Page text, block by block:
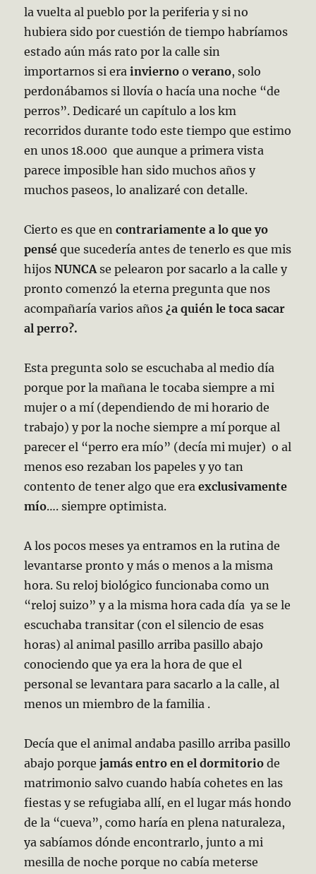
la vuelta al pueblo por la periferia y si no
hubiera sido por cuestión de tiempo habríamos
estado aún más rato por la calle sin
importarnos si erainviernoo verano, solo
perdonábamos si llovía o hacía una noche “de
perros”. Dedicaré un capítulo a los km
recorridos durante todo este tiempo que estimo
en unos 18.000 que aunque a primera vista
parece imposible han sido muchos años y
muchos paseos, lo analizaré con detalle.
Cierto es que encontrariamente a lo que yo
pensé que sucedería antes de tenerlo es que mis
hijosNUNCA se pelearon por sacarlo a la calle y
pronto comenzó la eterna pregunta que nos
acompañaría varios años¿a quién le toca sacar
al perro?.
Esta pregunta solo se escuchaba al medio día
porque por la mañana le tocaba siempre a mi
mujer o a mí (dependiendo de mi horario de
trabajo) y por la noche siempre a mí porque al
parecer el “perro era mío” (decía mi mujer) o al
menos eso rezaban los papeles y yo tan
contento de tener algo que eraexclusivamente
mío…. siempre optimista.
A los pocos meses ya entramos en la rutina de
levantarse pronto y más o menos a la misma
hora. Su reloj biológico funcionaba como un
“reloj suizo” y a la misma hora cada día ya se le
escuchaba transitar (con el silencio de esas
horas) al animal pasillo arriba pasillo abajo
conociendo que ya era la hora de que el
personal se levantara para sacarlo a la calle, al
menos un miembro de la familia .
Decía que el animal andaba pasillo arriba pasillo
abajo porquejamás entro en el dormitorio de
matrimonio salvo cuando había cohetes en las
fiestas y se refugiaba allí, en el lugar más hondo
de la “cueva”, como haría en plena naturaleza,
ya sabíamos dónde encontrarlo, junto a mi
mesilla de noche porque no cabía meterse